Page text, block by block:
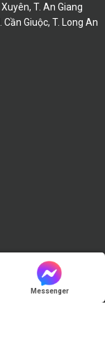
T. An Giang
Giuộc, T. Long An
Messenger